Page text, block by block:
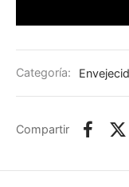
Categoría:
Compartir